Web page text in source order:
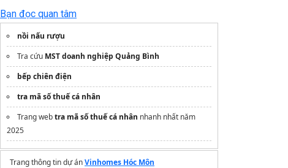
Bạn đọc quan tâm
nồi nấu rượu
Tra cứu MST doanh nghiệp Quảng Bình
bếp chiên điện
tra mã số thuế cá nhân
Trang webtra mã số thuế cá nhân nhanh nhất năm
2025
Trang thông tin dự ánVinhomes Hóc Môn